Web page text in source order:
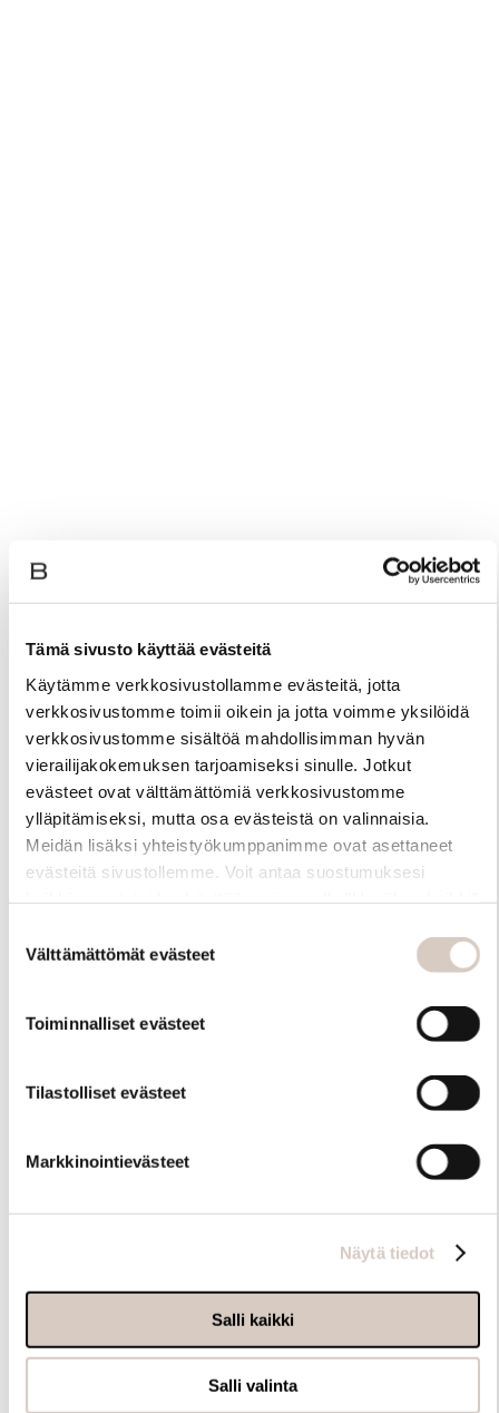
Tämä sivusto käyttää evästeitä
Käytämme verkkosivustollamme evästeitä, jotta
verkkosivustomme toimii oikein ja jotta voimme yksilöidä
verkkosivustomme sisältöä mahdollisimman hyvän
vierailijakokemuksen tarjoamiseksi sinulle. Jotkut
evästeet ovat välttämättömiä verkkosivustomme
ylläpitämiseksi, mutta osa evästeistä on valinnaisia.
Meidän lisäksi yhteistyökumppanimme ovat asettaneet
evästeitä sivustollemme. Voit antaa suostumuksesi
myöhemmin ”Evästeasetukset” -linkin kautta.
valinta
Välttämättömät evästeet
Toiminnalliset evästeet
Tilastolliset evästeet
Markkinointievästeet
Näytä tiedot
Salli kaikki
Salli valinta